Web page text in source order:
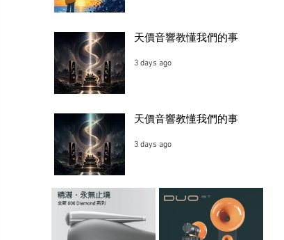
天價音響教懂我們的事
3 days ago
天價音響教懂我們的事
3 days ago